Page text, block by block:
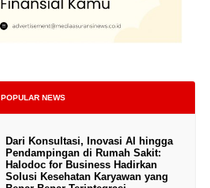
POPULAR NEWS
Dari Konsultasi, Inovasi AI hingga
Pendampingan di Rumah Sakit:
Halodoc for Business Hadirkan
Solusi Kesehatan Karyawan yang